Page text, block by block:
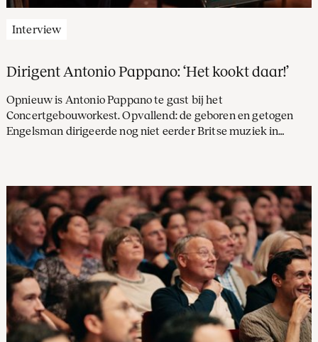
Interview
Dirigent Antonio Pappano: ‘Het kookt daar!’
Opnieuw is Antonio Pappano te gast bij het
Concertgebouworkest. Opvallend: de geboren en getogen
Engelsman dirigeerde nog niet eerder Britse muziek in